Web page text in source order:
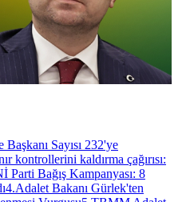
Sayısı 232'ye
kontrollerini kaldırma çağırısı:
Parti Bağış Kampanyası: 8
4.Adalet Bakanı Gürlek'ten